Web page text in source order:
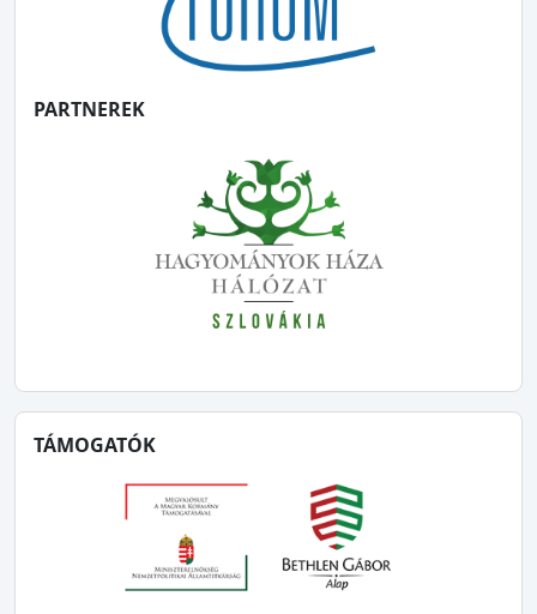
PARTNEREK
TÁMOGATÓK